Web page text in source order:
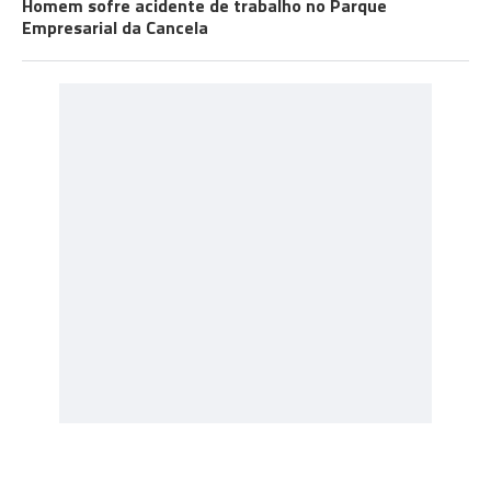
Homem sofre acidente de trabalho no Parque
Empresarial da Cancela